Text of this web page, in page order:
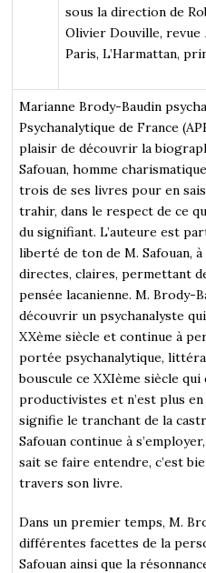
sous la direction de
Olivier Douville, revue
Paris, L’Harmattan,
Marianne Brody-Baudin
Psychanalytique de France
plaisir de découvrir la
Safouan, homme
trois de ses livres pour en
trahir, dans le respect de ce
du signifiant. L’auteure est
liberté de ton de M. Safouan,
directes, claires, permettant
pensée lacanienne. M. Brody-
découvrir un psychanalyste
XXème siècle et continue à
portée psychanalytique,
bouscule ce XXIème siècle qui
productivistes et n’est plus
signifie le tranchant de la
Safouan continue à
sait se faire entendre, c’est
travers son livre.
Dans un premier temps, M.
différentes facettes de la
Safouan ainsi que la